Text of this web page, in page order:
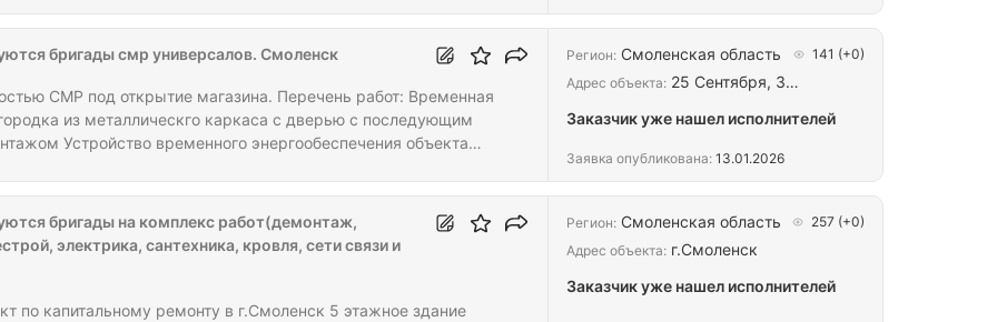
бригады смр универсалов. Смоленск
СМР под открытие магазина. Перечень работ: Временная
из металлическго каркаса с дверью с последующим
Устройство временного энергообеспечения объекта
ГКЛ облицовки и перегородок Демонтаж двери ( полный
работ) Демонтаж напольного резинового покрытия и плитки
с отключением электрического щитка Демонтаж фасадного…
Регион: Смоленская область 141 (+0)
Адрес объекта: 25 Сентября, 3…
Заказчик уже нашел исполнителей
Заявка опубликована: 13.01.2026
бригады на комплекс работ(демонтаж,
электрика, сантехника, кровля, сети связи и
по капитальному ремонту в г.Смоленск 5 этажное здание
Регион: Смоленская область 257 (+0)
Адрес объекта: г.Смоленск
Заказчик уже нашел исполнителей